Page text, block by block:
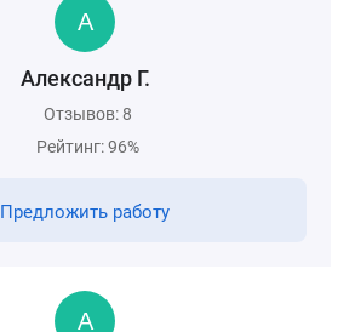
Александр Г.
Отзывов: 8
Рейтинг: 96%
Предложить работу